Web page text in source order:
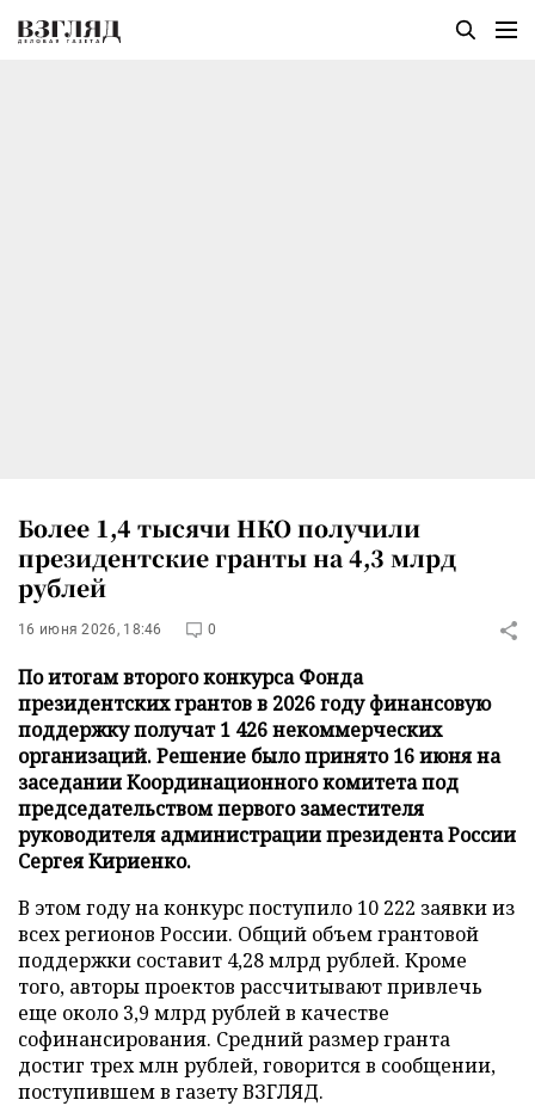
Более 1,4 тысячи НКО получили
президентские гранты на 4,3 млрд
рублей
16 июня 2026, 18:46 0
По итогам второго конкурса Фонда
президентских грантов в 2026 году финансовую
поддержку получат 1 426 некоммерческих
организаций. Решение было принято 16 июня на
заседании Координационного комитета под
председательством первого заместителя
руководителя администрации президента России
Сергея Кириенко.
В этом году на конкурс поступило 10 222 заявки из
всех регионов России. Общий объем грантовой
поддержки составит 4,28 млрд рублей. Кроме
того, авторы проектов рассчитывают привлечь
еще около 3,9 млрд рублей в качестве
софинансирования. Средний размер гранта
достиг трех млн рублей, говорится в сообщении,
поступившем в газету ВЗГЛЯД.